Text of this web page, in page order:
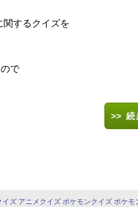
関するクイズを
で
>> 続
イズ アニメクイズ ポケモンクイズ ポケモ